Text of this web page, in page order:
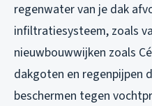
regenwater van je dak
infiltratiesysteem, zoals
nieuwbouwwijken zoals
dakgoten en regenpijpen
beschermen tegen